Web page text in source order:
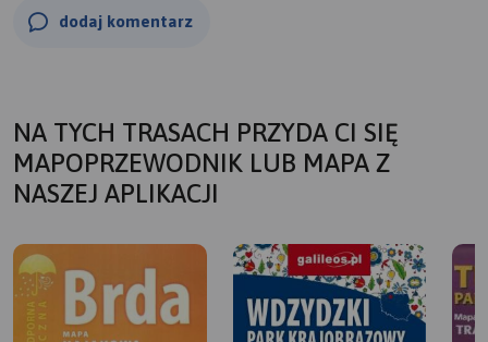
dodaj komentarz
NA TYCH TRASACH PRZYDA CI SIĘ
MAPOPRZEWODNIK LUB MAPA Z
NASZEJ APLIKACJI